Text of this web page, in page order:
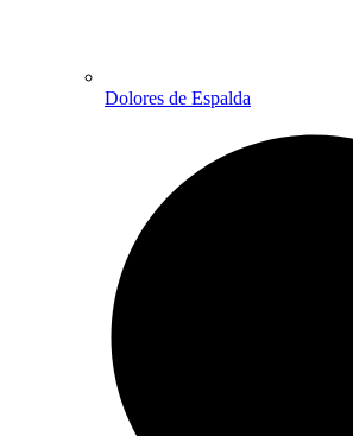
Dolores de Espalda